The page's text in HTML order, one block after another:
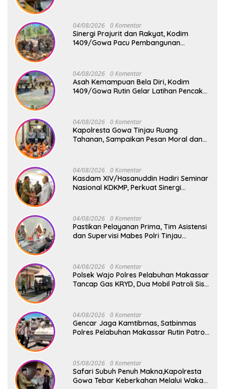
04/08/2026 0 Komentar
Sinergi Prajurit dan Rakyat, Kodim
1409/Gowa Pacu Pembangunan
04/08/2026 0 Komentar
Asah Kemampuan Bela Diri, Kodim
1409/Gowa Rutin Gelar Latihan Pencak
04/08/2026 0 Komentar
Kapolresta Gowa Tinjau Ruang
Tahanan, Sampaikan Pesan Moral dan
04/08/2026 0 Komentar
Kasdam XIV/Hasanuddin Hadiri Seminar
Nasional KDKMP, Perkuat Sinergi
04/08/2026 0 Komentar
Pastikan Pelayanan Prima, Tim Asistensi
dan Supervisi Mabes Polri Tinjau
04/08/2026 0 Komentar
Polsek Wajo Polres Pelabuhan Makassar
Tancap Gas KRYD, Dua Mobil Patroli Sisir
04/08/2026 0 Komentar
Gencar Jaga Kamtibmas, Satbinmas
Polres Pelabuhan Makassar Rutin Patroli
05/08/2026 0 Komentar
Safari Subuh Penuh Makna,Kapolresta
Gowa Tebar Keberkahan Melalui Wakaf